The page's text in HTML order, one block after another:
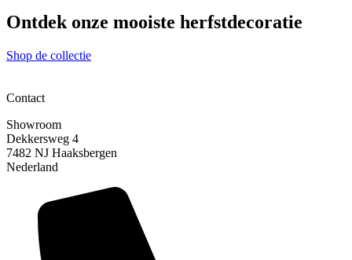
Ontdek onze mooiste herfstdecoratie
Shop de collectie
Contact
Showroom
Dekkersweg 4
7482 NJ Haaksbergen
Nederland